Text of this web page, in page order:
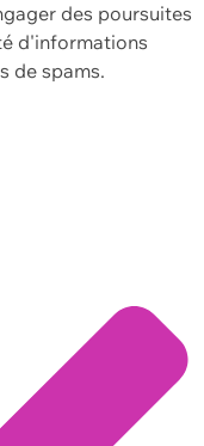
des poursuites
d'informations
de spams.